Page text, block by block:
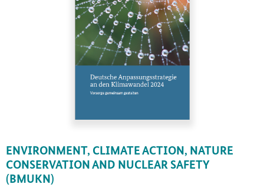
ENVIRONMENT, CLIMATE ACTION, NATURE
CONSERVATION AND NUCLEAR SAFETY
(BMUKN)